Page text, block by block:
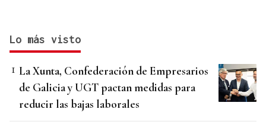
Lo más visto
La Xunta, Confederación de Empresarios
de Galicia y UGT pactan medidas para
reducir las bajas laborales